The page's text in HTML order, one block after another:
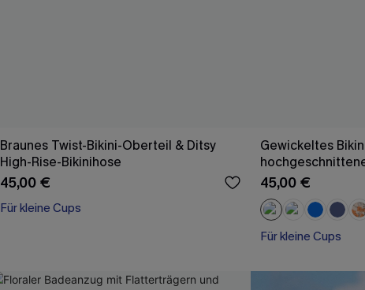
Braunes Twist-Bikini-Oberteil & Ditsy
High-Rise-Bikinihose
45,00 €
Für kleine Cups
Gewickeltes
45,00 €
Für kleine Cups